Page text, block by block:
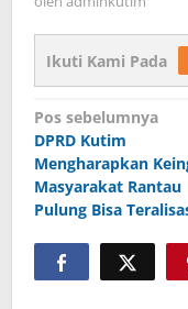
Ikuti Kami Pada
Navigasi
pos
Pos sebelumnya
DPRD Kutim
Mengharapkan
Masyarakat Rantau
Pulung Bisa